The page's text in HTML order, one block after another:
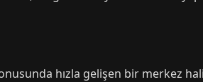
hızla gelişen bir merkez